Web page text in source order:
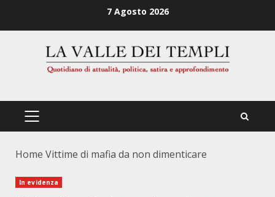
7 Agosto 2026
PRIMÄRES
Home Vittime di mafia da non dimenticare
In evidenza